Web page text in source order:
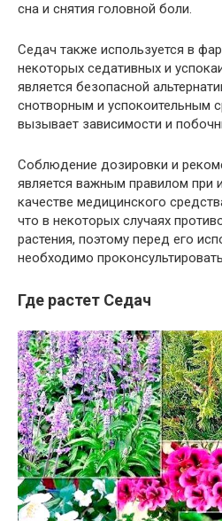
сна и снятия головной боли.
Седач также используется в
некоторых седативных и
является безопасной
снотворным и успокоительным
вызывает зависимости и
Соблюдение дозировки и
является важным правилом при
качестве медицинского
что в некоторых случаях
растения, поэтому перед его
необходимо
Где растет Седач